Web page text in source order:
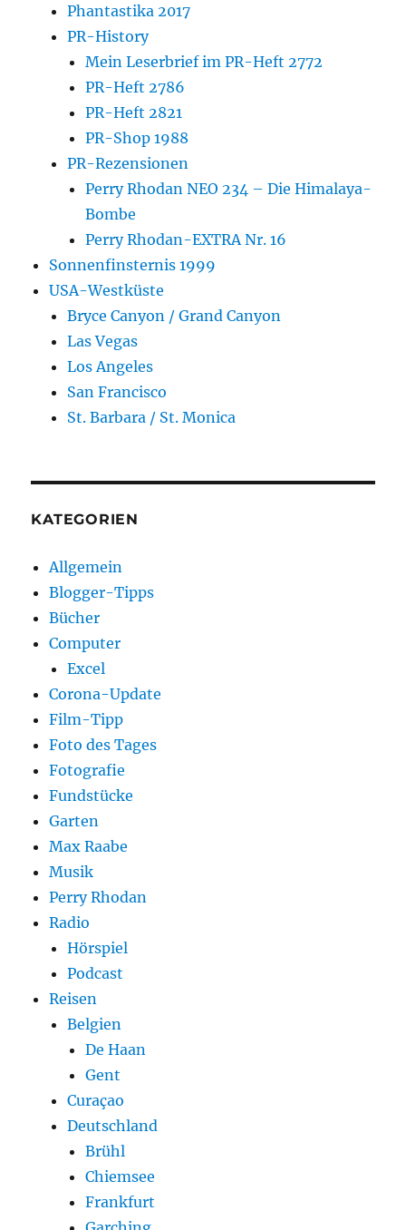
Phantastika 2017
PR-History
Mein Leserbrief im PR-Heft 2772
PR-Heft 2786
PR-Heft 2821
PR-Shop 1988
PR-Rezensionen
Perry Rhodan NEO 234 – Die Himalaya-
Bombe
Perry Rhodan-EXTRA Nr. 16
Sonnenfinsternis 1999
USA-Westküste
Bryce Canyon / Grand Canyon
Las Vegas
Los Angeles
San Francisco
St. Barbara / St. Monica
KATEGORIEN
Allgemein
Blogger-Tipps
Bücher
Computer
Excel
Corona-Update
Film-Tipp
Foto des Tages
Fotografie
Fundstücke
Garten
Max Raabe
Musik
Perry Rhodan
Radio
Hörspiel
Podcast
Reisen
Belgien
De Haan
Gent
Curaçao
Deutschland
Brühl
Chiemsee
Frankfurt